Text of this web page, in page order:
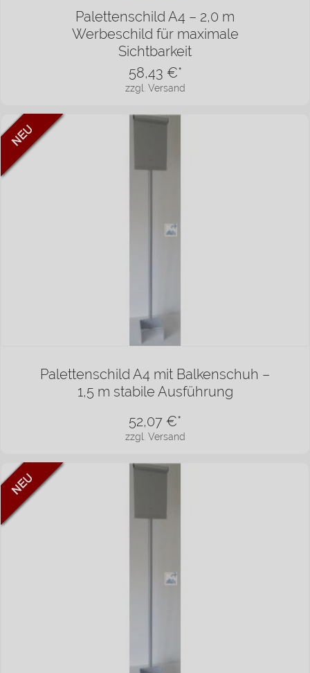
Palettenschild A4 – 2,0 m
Werbeschild für maximale
Sichtbarkeit
zzgl. Versand
58,43 €*
Palettenschild A4 mit Balkenschuh –
1,5 m stabile Ausführung
zzgl. Versand
52,07 €*